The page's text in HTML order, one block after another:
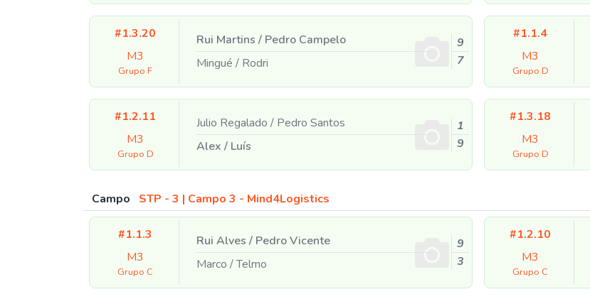
#1.3.20
M3
Grupo F
Rui Martins /Pedro Campelo
Mingué /Rodri
9
7
#1.1.4
M3
Grupo D
#1.2.11
M3
Grupo D
Julio Regalado /Pedro Santos
Alex /Luís
1
9
#1.3.18
M3
Grupo D
Campo STP - 3 | Campo 3 - Mind4Logistics
#1.1.3
M3
Grupo C
Rui Alves /Pedro Vicente
Marco /Telmo
9
3
#1.2.10
M3
Grupo C